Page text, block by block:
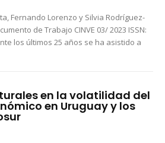
Fernando Lorenzo y Silvia Rodríguez-
en la volatilidad del
en Uruguay y los